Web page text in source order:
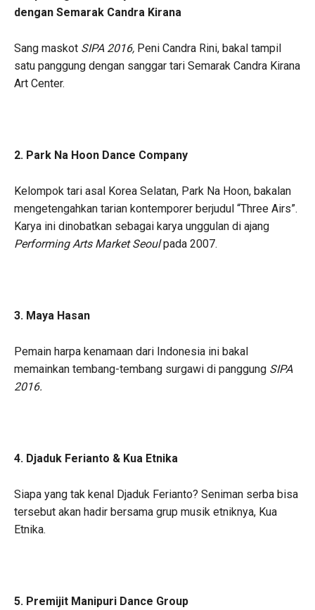
dengan Semarak Candra Kirana
Sang maskot SIPA 2016, Peni Candra Rini, bakal tampil
satu panggung dengan sanggar tari Semarak Candra Kirana
Art Center.
2. Park Na Hoon Dance Company
Kelompok tari asal Korea Selatan, Park Na Hoon, bakalan
mengetengahkan tarian kontemporer berjudul “Three Airs”.
Karya ini dinobatkan sebagai karya unggulan di ajang
Performing Arts Market Seoulpada 2007.
3. Maya Hasan
Pemain harpa kenamaan dari Indonesia ini bakal
memainkan tembang-tembang surgawi di panggung SIPA
2016.
4. Djaduk Ferianto & Kua Etnika
Siapa yang tak kenal Djaduk Ferianto? Seniman serba bisa
tersebut akan hadir bersama grup musik etniknya, Kua
Etnika.
5. Premijit Manipuri Dance Group